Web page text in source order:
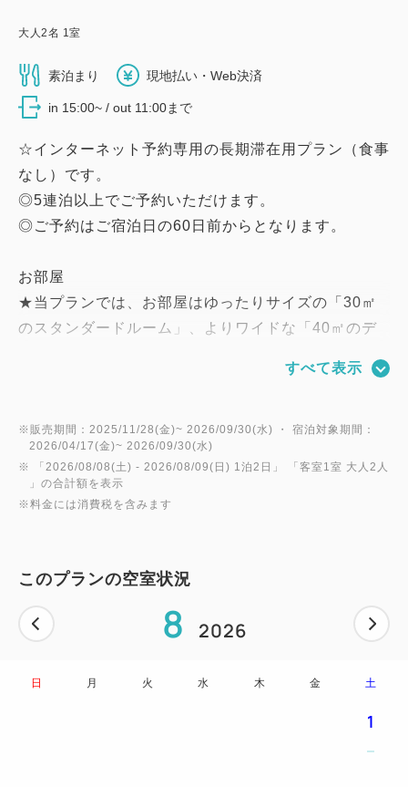
大人2名 1室
素泊まり 現地払い・Web決済
in 15:00~ / out 11:00まで
☆インターネット予約専用の長期滞在用プラン（食事
なし）です。
◎5連泊以上でご予約いただけます。
◎ご予約はご宿泊日の60日前からとなります。
お部屋
★当プランでは、お部屋はゆったりサイズの「30㎡
のスタンダードルーム」、よりワイドな「40㎡のデ
シャンビュー側とグリーンビュー側にあり、お好みや
★お部屋内は全室禁煙で、ベランダ付です。
★部屋タイプによりダブルベッドのお部屋もあります
ので、ご予約時にお選びください。
おもてなし
①ウェルカムドリンク1杯付です。
す。
すべて表示
※販売期間：2025/11/28(金)~ 2026/09/30(水) ・ 宿泊対象期間：
2026/04/17(金)~ 2026/09/30(水)
※ 「 2026/08/08(土) - 2026/08/09(日) 1泊2日 」 「 客室1室 大人2人
」の合計額を表示
※料金には消費税を含みます
このプランの空室状況
8 2026
日 月 火 水 木 金 土
1